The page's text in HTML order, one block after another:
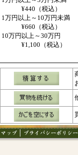
¥440（税込）
1万円以上～10万円未満
¥660（税込）
10万円以上～30万円
¥1,100（税込）